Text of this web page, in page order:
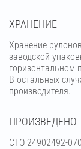
ХРАНЕНИЕ
Хранение
заводской
горизонтальном
В остальных
производителя.
ПРОИЗВЕДЕНО
СТО 24902492-